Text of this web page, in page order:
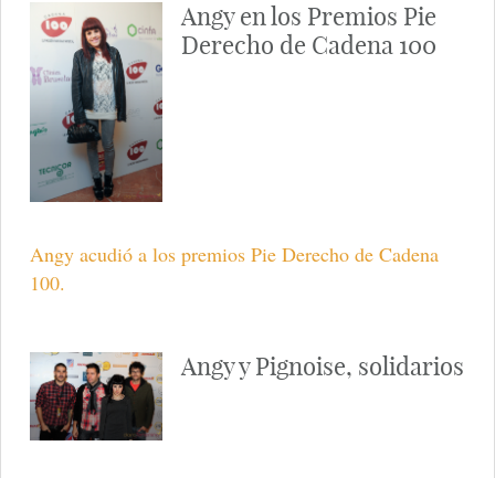
Angy en los Premios Pie
Derecho de Cadena 100
Angy acudió a los premios Pie Derecho de Cadena
100.
Angy y Pignoise, solidarios